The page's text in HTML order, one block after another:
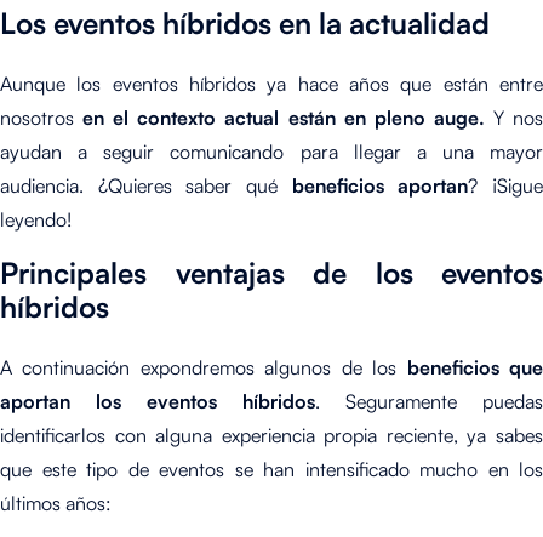
Los eventos híbridos en la actualidad
Aunque los eventos híbridos ya hace años que están entre
nosotrosen el contexto actual están en pleno auge. Y nos
ayudan a seguir comunicando para llegar a una mayor
audiencia. ¿Quieres saber qué beneficios aportan? ¡Sigue
leyendo!
Principales ventajas de los eventos
híbridos
A continuación expondremos algunos de los beneficios que
aportan los eventos híbridos. Seguramente puedas
identificarlos con alguna experiencia propia reciente, ya sabes
que este tipo de eventos se han intensificado mucho en los
últimos años: